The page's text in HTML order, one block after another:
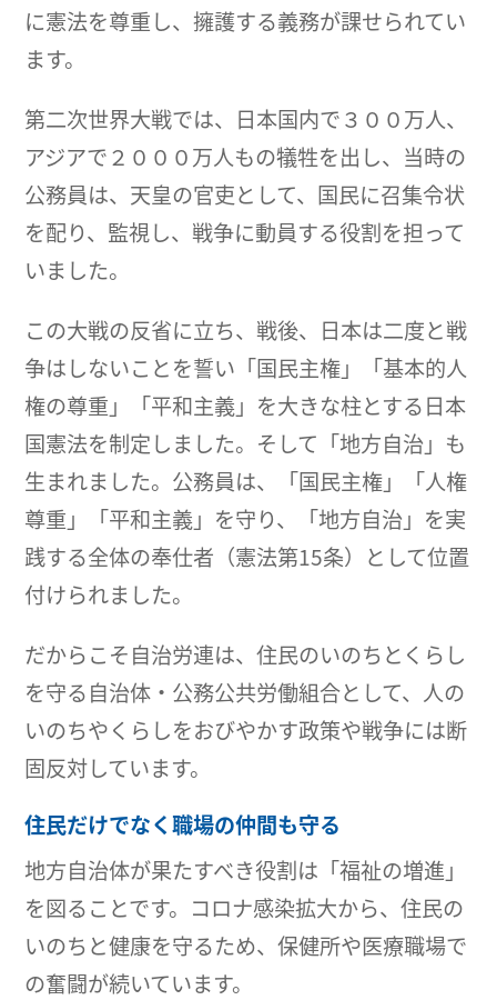
に憲法を尊重し、擁護する義務が課せられてい
ます。
第二次世界大戦では、日本国内で３００万人、
アジアで２０００万人もの犠牲を出し、当時の
公務員は、天皇の官吏として、国民に召集令状
を配り、監視し、戦争に動員する役割を担って
いました。
この大戦の反省に立ち、戦後、日本は二度と戦
争はしないことを誓い「国民主権」「基本的人
権の尊重」「平和主義」を大きな柱とする日本
国憲法を制定しました。そして「地方自治」も
生まれました。公務員は、「国民主権」「人権
尊重」「平和主義」を守り、「地方自治」を実
践する全体の奉仕者（憲法第15条）として位置
付けられました。
だからこそ自治労連は、住民のいのちとくらし
を守る自治体・公務公共労働組合として、人の
いのちやくらしをおびやかす政策や戦争には断
固反対しています。
住民だけでなく職場の仲間も守る
地方自治体が果たすべき役割は「福祉の増進」
を図ることです。コロナ感染拡大から、住民の
いのちと健康を守るため、保健所や医療職場で
の奮闘が続いています。